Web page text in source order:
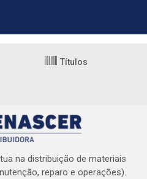
Títulos
na distribuição de materiais
reparo e operações).